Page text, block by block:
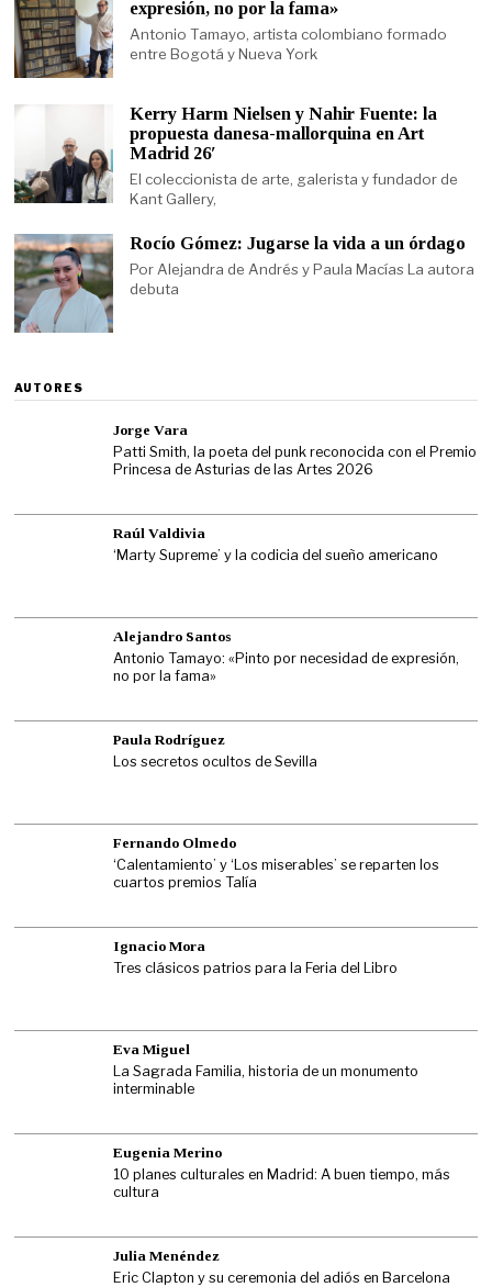
expresión, no por la fama»
Antonio Tamayo, artista colombiano formado
entre Bogotá y Nueva York
Kerry Harm Nielsen y Nahir Fuente: la
propuesta danesa-mallorquina en Art
Madrid 26′
El coleccionista de arte, galerista y fundador de
Kant Gallery,
Rocío Gómez: Jugarse la vida a un órdago
Por Alejandra de Andrés y Paula Macías La autora
debuta
AUTORES
Jorge Vara
Patti Smith, la poeta del punk reconocida con el Premio
Princesa de Asturias de las Artes 2026
Raúl Valdivia
‘Marty Supreme’ y la codicia del sueño americano
Alejandro Santos
Antonio Tamayo: «Pinto por necesidad de expresión,
no por la fama»
Paula Rodríguez
Los secretos ocultos de Sevilla
Fernando Olmedo
‘Calentamiento’ y ‘Los miserables’ se reparten los
cuartos premios Talía
Ignacio Mora
Tres clásicos patrios para la Feria del Libro
Eva Miguel
La Sagrada Familia, historia de un monumento
interminable
Eugenia Merino
10 planes culturales en Madrid: A buen tiempo, más
cultura
Julia Menéndez
Eric Clapton y su ceremonia del adiós en Barcelona